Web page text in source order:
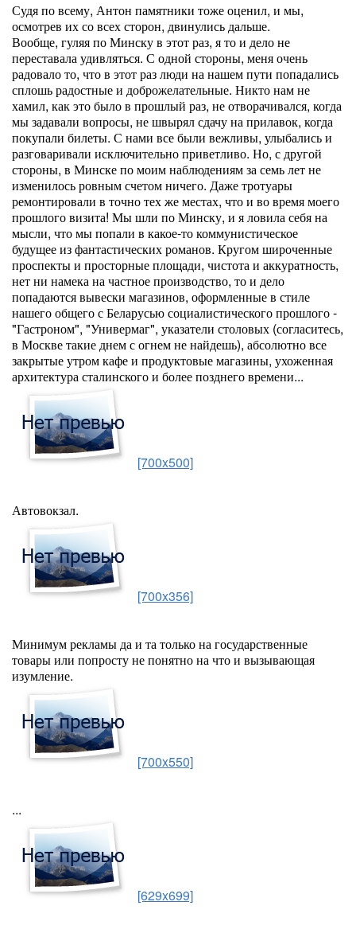
Судя по всему, Антон памятники тоже оценил, и мы,
осмотрев их со всех сторон, двинулись дальше.
Вообще, гуляя по Минску в этот раз, я то и дело не
переставала удивляться. С одной стороны, меня очень
радовало то, что в этот раз люди на нашем пути попадались
сплошь радостные и доброжелательные. Никто нам не
хамил, как это было в прошлый раз, не отворачивался, когда
мы задавали вопросы, не швырял сдачу на прилавок, когда
покупали билеты. С нами все были вежливы, улыбались и
разговаривали исключительно приветливо. Но, с другой
стороны, в Минске по моим наблюдениям за семь лет не
изменилось ровным счетом ничего. Даже тротуары
ремонтировали в точно тех же местах, что и во время моего
прошлого визита! Мы шли по Минску, и я ловила себя на
мысли, что мы попали в какое-то коммунистическое
будущее из фантастических романов. Кругом широченные
проспекты и просторные площади, чистота и аккуратность,
нет ни намека на частное производство, то и дело
попадаются вывески магазинов, оформленные в стиле
нашего общего с Беларусью социалистического прошлого -
"Гастроном", "Универмаг", указатели столовых (согласитесь,
в Москве такие днем с огнем не найдешь), абсолютно все
закрытые утром кафе и продуктовые магазины, ухоженная
архитектура сталинского и более позднего времени...
[700x500]
Автовокзал.
[700x356]
Минимум рекламы да и та только на государственные
товары или попросту не понятно на что и вызывающая
изумление.
[700x550]
...
[629x699]